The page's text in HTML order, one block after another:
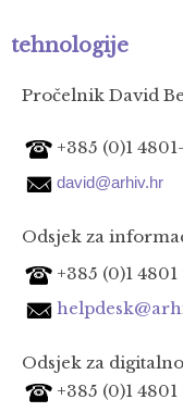
tehnologije
Pročelnik David
+385 (0)1
david@arhiv.hr
Odsjek za
+385 (0)1 4801
Odsjek za
+385 (0)1 4801